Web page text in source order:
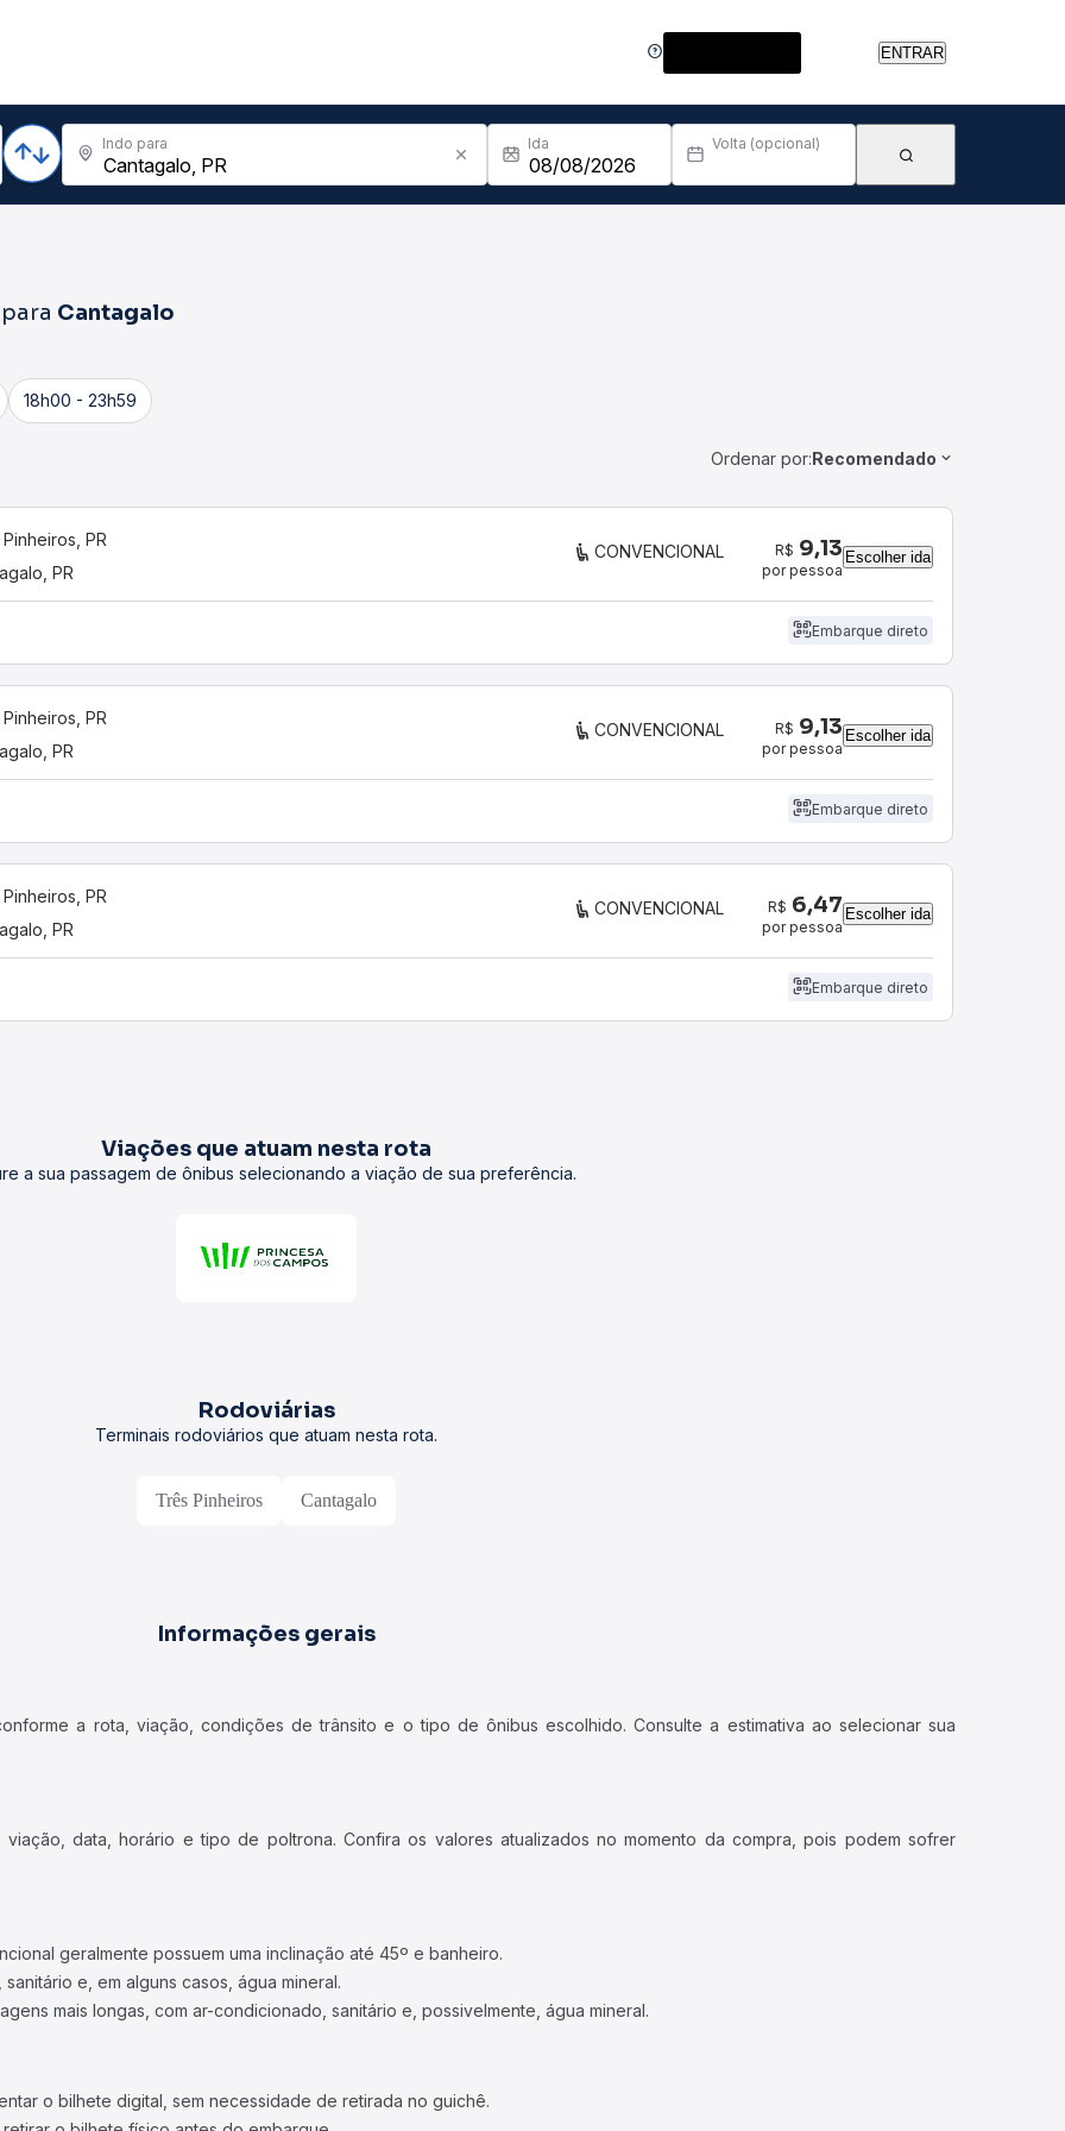
ENTRAR
Indo para Ida Volta (opcional)
para Cantagalo
18h00 - 23h59
Ordenar por:Recomendado
PR
PR
CONVENCIONAL R$ 9,13
por pessoa
Escolher ida
Embarque direto
PR
PR
CONVENCIONAL R$ 9,13
por pessoa
Escolher ida
Embarque direto
PR
PR
CONVENCIONAL R$ 6,47
por pessoa
Escolher ida
Embarque direto
Viações que atuam nesta rota
a sua passagem de ônibus selecionando a viação de sua preferência.
Rodoviárias
Terminais rodoviários que atuam nesta rota.
Três Pinheiros Cantagalo
Informações gerais
a rota, viação, condições de trânsito e o tipo de ônibus escolhido. Consulte a estimativa ao selecionar sua
data, horário e tipo de poltrona. Confira os valores atualizados no momento da compra, pois podem sofrer
geralmente possuem uma inclinação até 45º e banheiro.
e, em alguns casos, água mineral.
mais longas, com ar-condicionado, sanitário e, possivelmente, água mineral.
o bilhete digital, sem necessidade de retirada no guichê.